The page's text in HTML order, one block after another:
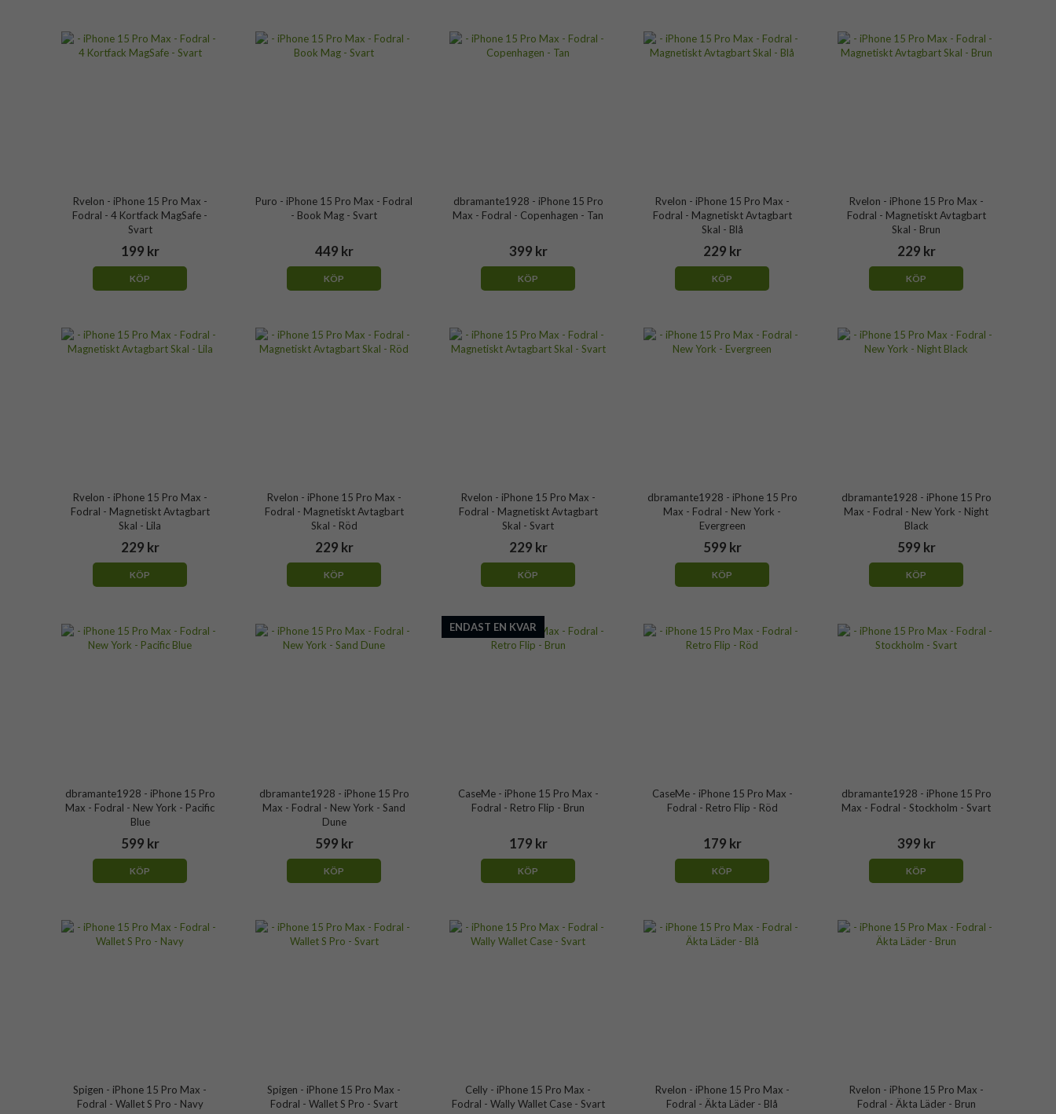
Rvelon - iPhone 15 Pro Max -
Fodral - 4 Kortfack MagSafe -
Svart
199 kr
KÖP
Puro - iPhone 15 Pro Max - Fodral
- Book Mag - Svart
449 kr
KÖP
dbramante1928 - iPhone 15 Pro
Max - Fodral - Copenhagen - Tan
399 kr
KÖP
Rvelon - iPhone 15 Pro Max -
Fodral - Magnetiskt Avtagbart
Skal - Blå
229 kr
KÖP
Rvelon - iPhone 15 Pro Max -
Fodral - Magnetiskt Avtagbart
Skal - Brun
229 kr
KÖP
Rvelon - iPhone 15 Pro Max -
Fodral - Magnetiskt Avtagbart
Skal - Lila
229 kr
KÖP
Rvelon - iPhone 15 Pro Max -
Fodral - Magnetiskt Avtagbart
Skal - Röd
229 kr
KÖP
Rvelon - iPhone 15 Pro Max -
Fodral - Magnetiskt Avtagbart
Skal - Svart
229 kr
KÖP
dbramante1928 - iPhone 15 Pro
Max - Fodral - New York -
Evergreen
599 kr
KÖP
dbramante1928 - iPhone 15 Pro
Max - Fodral - New York - Night
Black
599 kr
KÖP
dbramante1928 - iPhone 15 Pro
Max - Fodral - New York - Pacific
Blue
599 kr
KÖP
dbramante1928 - iPhone 15 Pro
Max - Fodral - New York - Sand
Dune
599 kr
KÖP
ENDAST EN KVAR
CaseMe - iPhone 15 Pro Max -
Fodral - Retro Flip - Brun
179 kr
KÖP
CaseMe - iPhone 15 Pro Max -
Fodral - Retro Flip - Röd
179 kr
KÖP
dbramante1928 - iPhone 15 Pro
Max - Fodral - Stockholm - Svart
399 kr
KÖP
Spigen - iPhone 15 Pro Max -
Fodral - Wallet S Pro - Navy
Spigen - iPhone 15 Pro Max -
Fodral - Wallet S Pro - Svart
Celly - iPhone 15 Pro Max -
Fodral - Wally Wallet Case - Svart
Rvelon - iPhone 15 Pro Max -
Fodral - Äkta Läder - Blå
Rvelon - iPhone 15 Pro Max -
Fodral - Äkta Läder - Brun